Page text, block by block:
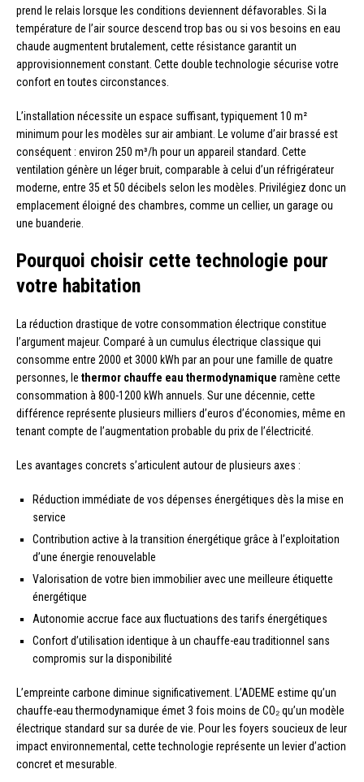
prend le relais lorsque les conditions deviennent défavorables. Si la
température de l’air source descend trop bas ou si vos besoins en eau
chaude augmentent brutalement, cette résistance garantit un
approvisionnement constant. Cette double technologie sécurise votre
confort en toutes circonstances.
L’installation nécessite un espace suffisant, typiquement 10 m²
minimum pour les modèles sur air ambiant. Le volume d’air brassé est
conséquent : environ 250 m³/h pour un appareil standard. Cette
ventilation génère un léger bruit, comparable à celui d’un réfrigérateur
moderne, entre 35 et 50 décibels selon les modèles. Privilégiez donc un
emplacement éloigné des chambres, comme un cellier, un garage ou
une buanderie.
Pourquoi choisir cette technologie pour
votre habitation
La réduction drastique de votre consommation électrique constitue
l’argument majeur. Comparé à un cumulus électrique classique qui
consomme entre 2000 et 3000 kWh par an pour une famille de quatre
personnes, le thermor chauffe eau thermodynamique ramène cette
consommation à 800-1200 kWh annuels. Sur une décennie, cette
différence représente plusieurs milliers d’euros d’économies, même en
tenant compte de l’augmentation probable du prix de l’électricité.
Les avantages concrets s’articulent autour de plusieurs axes :
Réduction immédiate de vos dépenses énergétiques dès la mise en
service
Contribution active à la transition énergétique grâce à l’exploitation
d’une énergie renouvelable
Valorisation de votre bien immobilier avec une meilleure étiquette
énergétique
Autonomie accrue face aux fluctuations des tarifs énergétiques
Confort d’utilisation identique à un chauffe-eau traditionnel sans
compromis sur la disponibilité
L’empreinte carbone diminue significativement. L’ADEME estime qu’un
chauffe-eau thermodynamique émet 3 fois moins de CO₂ qu’un modèle
électrique standard sur sa durée de vie. Pour les foyers soucieux de leur
impact environnemental, cette technologie représente un levier d’action
concret et mesurable.